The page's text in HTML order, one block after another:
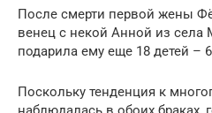
После смерти первой жены
венец с некой Анной из села
подарила ему еще 18 детей –
Поскольку тенденция к